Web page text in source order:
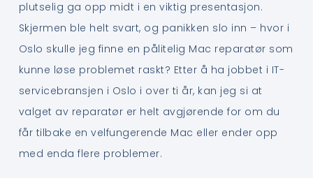
plutselig ga opp midt i en viktig presentasjon.
Skjermen ble helt svart, og panikken slo inn – hvor i
Oslo skulle jeg finne en pålitelig Mac reparatør som
kunne løse problemet raskt? Etter å ha jobbet i IT-
servicebransjen i Oslo i over ti år, kan jeg si at
valget av reparatør er helt avgjørende for om du
får tilbake en velfungerende Mac eller ender opp
med enda flere problemer.